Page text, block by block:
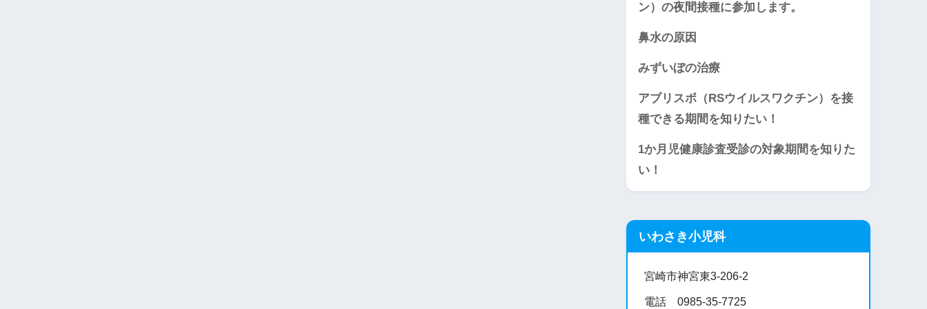
ン）の夜間接種に参加します。
鼻水の原因
みずいぼの治療
アブリスボ（RSウイルスワクチン）を接
種できる期間を知りたい！
1か月児健康診査受診の対象期間を知りた
い！
いわさき小児科
宮崎市神宮東3-206-2
電話 0985-35-7725